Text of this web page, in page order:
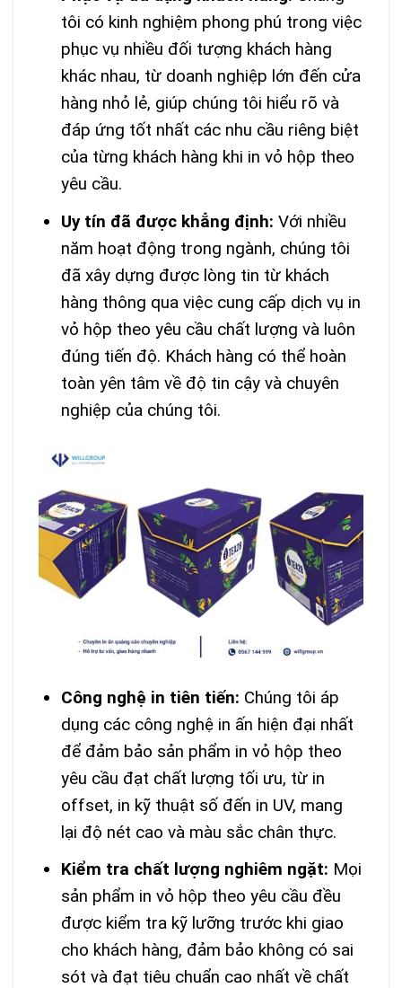
tôi có kinh nghiệm phong phú trong việc
phục vụ nhiều đối tượng khách hàng
khác nhau, từ doanh nghiệp lớn đến cửa
hàng nhỏ lẻ, giúp chúng tôi hiểu rõ và
đáp ứng tốt nhất các nhu cầu riêng biệt
của từng khách hàng khi in vỏ hộp theo
yêu cầu.
Uy tín đã được khẳng định: Với nhiều
năm hoạt động trong ngành, chúng tôi
đã xây dựng được lòng tin từ khách
hàng thông qua việc cung cấp dịch vụ in
vỏ hộp theo yêu cầu chất lượng và luôn
đúng tiến độ. Khách hàng có thể hoàn
toàn yên tâm về độ tin cậy và chuyên
nghiệp của chúng tôi.
Công nghệ in tiên tiến: Chúng tôi áp
dụng các công nghệ in ấn hiện đại nhất
để đảm bảo sản phẩm in vỏ hộp theo
yêu cầu đạt chất lượng tối ưu, từ in
offset, in kỹ thuật số đến in UV, mang
lại độ nét cao và màu sắc chân thực.
Kiểm tra chất lượng nghiêm ngặt: Mọi
sản phẩm in vỏ hộp theo yêu cầu đều
được kiểm tra kỹ lưỡng trước khi giao
cho khách hàng, đảm bảo không có sai
sót và đạt tiêu chuẩn cao nhất về chất